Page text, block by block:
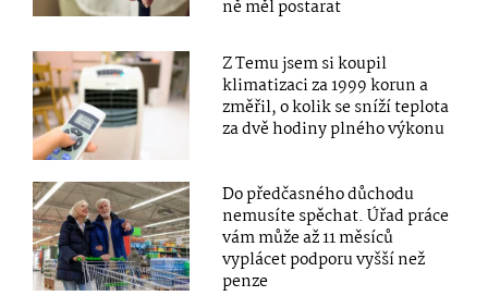
ně měl postarat
Z Temu jsem si koupil
klimatizaci za 1999 korun a
změřil, o kolik se sníží teplota
za dvě hodiny plného výkonu
Do předčasného důchodu
nemusíte spěchat. Úřad práce
vám může až 11 měsíců
vyplácet podporu vyšší než
penze